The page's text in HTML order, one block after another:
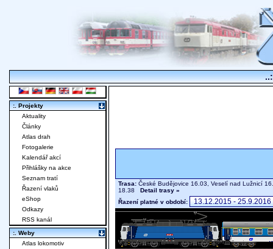
Trasa: České Budějovice 16.03, Veselí nad Lužnicí
18.38 Detail trasy »
Řazení platné v období:
:. Projekty
Aktuality
Články
Atlas drah
Fotogalerie
Kalendář akcí
Přihlášky na akce
Seznam tratí
Řazení vlaků
eShop
Odkazy
RSS kanál
:. Weby
Atlas lokomotiv